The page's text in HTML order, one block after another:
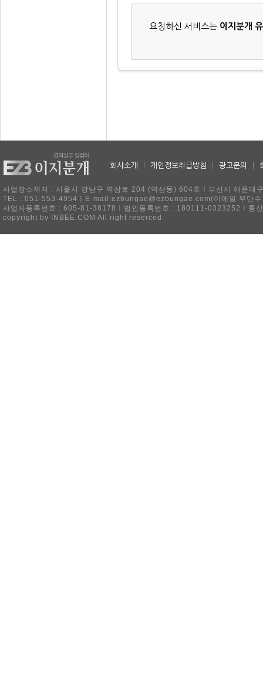
요청하신 서비스는 이지분개
회사소개 개인정보취급방침 광고문의
사업장소재지 : 서울시 강남구 역삼로 204 (역삼동) 604호ㅣ부산시 해운
TEL : 051-553-4954ㅣE-mail:ezbungae@ezbungae.com(이메일 무단수
사업자등록번호 : 605-81-38178ㅣ법인등록번호 : 180111-0323252ㅣ통
copyright by INBEE.COM All right reserced.